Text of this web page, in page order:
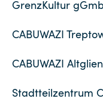
GrenzKultur
CABUWAZI
CABUWAZI
Stadtteilzentrum